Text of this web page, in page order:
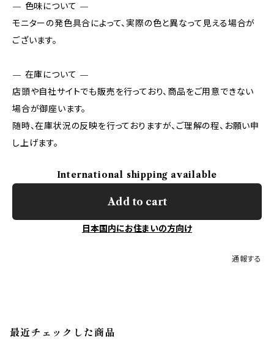
— 色味について —
モニターの発色具合によって、実際の色と異なって見える場合が
ございます。
— 在庫について —
店頭や自社サイトでも販売を行っており、商品をご用意できない
場合が御座います。
随時、在庫状況の反映を行っておりますが、ご理解の程、お願い申
し上げます。
International shipping available
Add to cart
日本国内にお住まいの方向け
通報する
最近チェックした商品